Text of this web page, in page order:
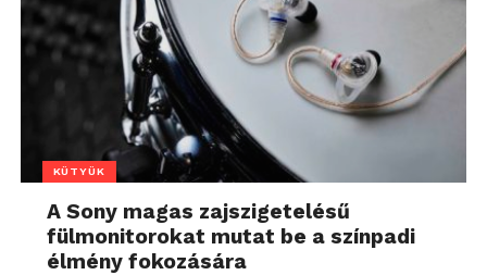
KÜTYÜK
A Sony magas zajszigetelésű
fülmonitorokat mutat be a színpadi
élmény fokozására